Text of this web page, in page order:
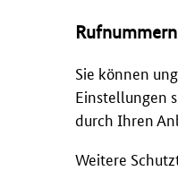
Sie können
Einstellungen
durch Ihren
Weitere